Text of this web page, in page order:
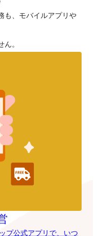
も、モバイルアプリや
ん。
プ公式アプリで、いつ